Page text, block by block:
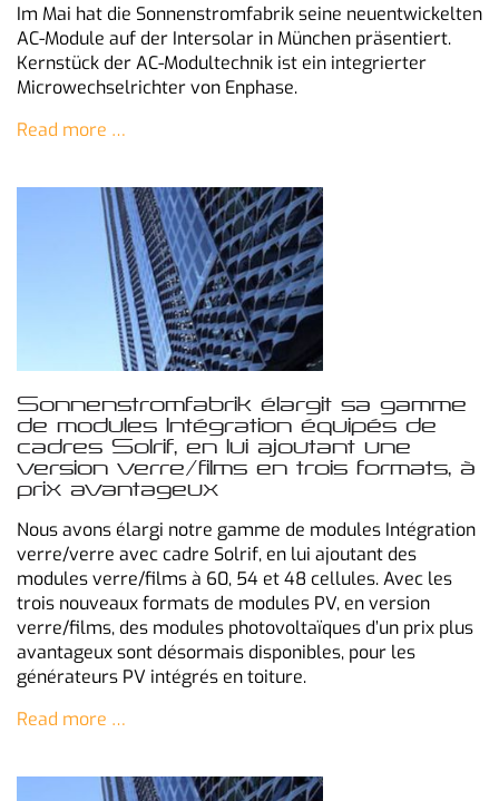
Im Mai hat die Sonnenstromfabrik seine neuentwickelten
AC-Module auf der Intersolar in München präsentiert.
Kernstück der AC-Modultechnik ist ein integrierter
Microwechselrichter von Enphase.
Read more …
Sonnenstromfabrik élargit sa gamme
de modules Intégration équipés de
cadres Solrif, en lui ajoutant une
version verre/films en trois formats, à
prix avantageux
Nous avons élargi notre gamme de modules Intégration
verre/verre avec cadre Solrif, en lui ajoutant des
modules verre/films à 60, 54 et 48 cellules. Avec les
trois nouveaux formats de modules PV, en version
verre/films, des modules photovoltaïques d’un prix plus
avantageux sont désormais disponibles, pour les
générateurs PV intégrés en toiture.
Read more …